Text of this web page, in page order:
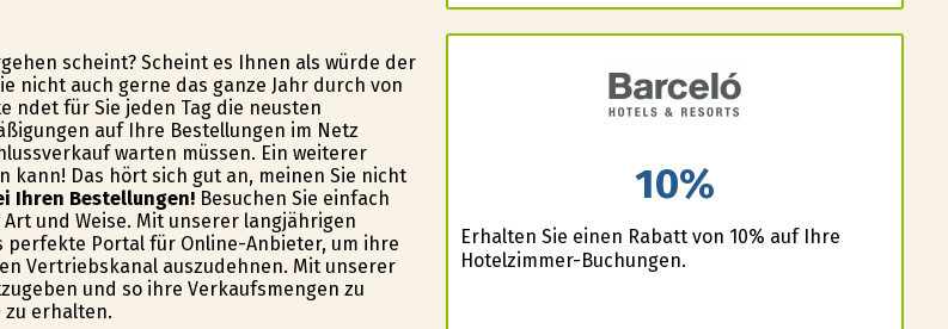
scheint? Scheint es Ihnen als würde der
nicht auch gerne das ganze Jahr durch von
findet für Sie jeden Tag die neusten
auf Ihre Bestellungen im Netz
warten müssen. Ein weiterer
kann! Das hört sich gut an, meinen Sie nicht
Ihren Bestellungen!Besuchen Sie einfach
und Weise. Mit unserer langjährigen
perfekte Portal für Online-Anbieter, um ihre
Vertriebskanal auszudehnen. Mit unserer
und so ihre Verkaufsmengen zu
erhalten.
10%
Erhalten Sie einen Rabatt von 10% auf Ihre
Hotelzimmer-Buchungen.